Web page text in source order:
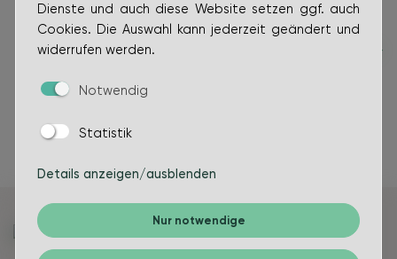
Dienste und auch diese Website setzen ggf. auch
Cookies. Die Auswahl kann jederzeit geändert und
widerrufen werden.
Notwendig
Statistik
Details anzeigen/ausblenden
Nur notwendige